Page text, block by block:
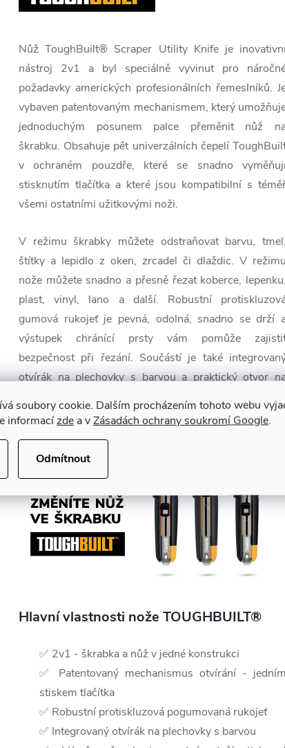
soubory cookie. Dalším procházením tohoto webu
informacízde a vZásadách ochrany soukromí Google.
Odmítnout
Nůž ToughBuilt® Scraper Utility Knife je
nástroj 2v1 a byl speciálně vyvinut pro
požadavky amerických profesionálních řemeslníků.
vybaven patentovaným mechanismem, který
jednoduchým posunem palce přeměnit nůž
škrabku. Obsahuje pět univerzálních čepelí
v ochraném pouzdře, které se snadno
stisknutím tlačítka a které jsou kompatibilní s
všemi ostatními užitkovými noži.
V režimu škrabky můžete odstraňovat barvu, tmel,
štítky a lepidlo z oken, zrcadel či dlaždic. V režimu
nože můžete snadno a přesně řezat koberce, lepenku,
plast, vinyl, lano a další. Robustní
gumová rukojeť je pevná, odolná, snadno se drží
výstupek chránící prsty vám pomůže
bezpečnost při řezání. Součástí je také
otvírák na plechovky s barvou a praktický otvor
Hlavní vlastnosti nože TOUGHBUILT®
✅ 2v1 - škrabka a nůž v jedné konstrukci
✅ Patentovaný mechanismus otvírání - jedním
stiskem tlačítka
✅ Robustní protiskluzová pogumovaná rukojeť
✅ Integrovaný otvírák na plechovky s barvou